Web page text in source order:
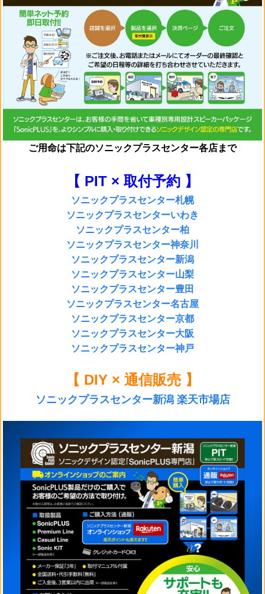
ご用命は下記のソニックプラスセンター各店まで
【 PIT × 取付予約 】
ソニックプラスセンター札幌
ソニックプラスセンターいわき
ソニックプラスセンター柏
ソニックプラスセンター神奈川
ソニックプラスセンター新潟
ソニックプラスセンター山梨
ソニックプラスセンター豊田
ソニックプラスセンター名古屋
ソニックプラスセンター京都
ソニックプラスセンター大阪
ソニックプラスセンター神戸
【 DIY × 通信販売 】
ソニックプラスセンター新潟 楽天市場店